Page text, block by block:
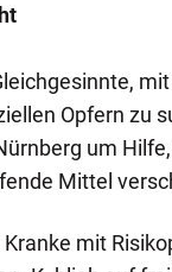
Opfern zu
um
Mittel
mit